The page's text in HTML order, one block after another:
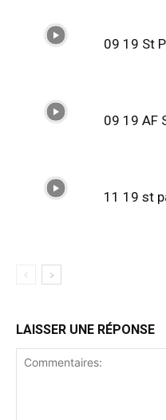
09 19 St
09 19 AF
11 19 st
LAISSER UNE RÉPONSE